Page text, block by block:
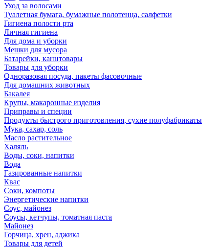
Уход за волосами
Туалетная бумага, бумажные полотенца, салфетки
Гигиена полости рта
Личная гигиена
Для дома и уборки
Мешки для мусора
Батарейки, канцтовары
Товары для уборки
Одноразовая посуда, пакеты фасовочные
Для домашних животных
Бакалея
Крупы, макаронные изделия
Приправы и специи
Продукты быстрого приготовления, сухие полуфабрикаты
Мука, сахар, соль
Масло растительное
Халяль
Воды, соки, напитки
Вода
Газированные напитки
Квас
Соки, компоты
Энергетические напитки
Соус, майонез
Соусы, кетчупы, томатная паста
Майонез
Горчица, хрен, аджика
Товары для детей